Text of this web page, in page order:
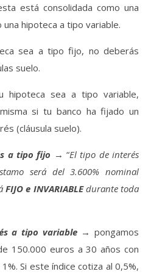
está consolidada como una
hipoteca a tipo variable.
sea a tipo fijo, no deberás
suelo.
hipoteca sea a tipo variable,
si tu banco ha fijado un
(cláusula suelo).
a tipo fijo → “El tipo de interés
será del 3.600% nominal
FIJO e INVARIABLEdurante toda
a tipo variable→ pongamos
150.000 euros a 30 años con
Si este índice cotiza al 0,5%,